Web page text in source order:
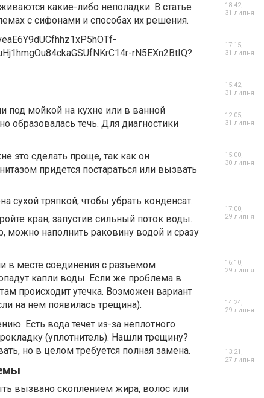
какие-либо неполадки. В статье
с сифонами и способах их решения.
под мойкой на кухне или в ванной
образовалась течь. Для диагностики
это сделать проще, так как он
придется постараться или вызвать
сухой тряпкой, чтобы убрать конденсат.
кран, запустив сильный поток воды.
можно наполнить раковину водой и сразу
в месте соединения с разъемом
капли воды. Если же проблема в
происходит утечка. Возможен вариант
на нем появилась трещина).
Есть вода течет из-за неплотного
(уплотнитель). Нашли трещину?
но в целом требуется полная замена.
вызвано скоплением жира, волос или
18:42,
31 липня
17:15,
31 липня
15:42,
31 липня
12:05,
31 липня
15:00,
30 липня
17:00,
29 липня
16:10,
29 липня
14:24,
29 липня
13:21,
27 липня